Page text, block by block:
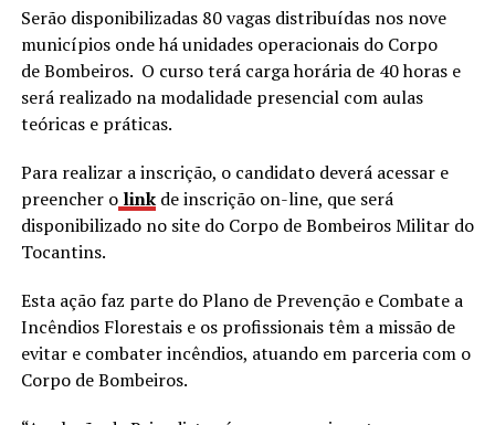
Serão disponibilizadas 80 vagas distribuídas nos nove
municípios onde há unidades operacionais do Corpo
de Bombeiros. O curso terá carga horária de 40 horas e
será realizado na modalidade presencial com aulas
teóricas e práticas.
Para realizar a inscrição, o candidato deverá acessar e
preencher o linkde inscrição on-line, que será
disponibilizado no site do Corpo de Bombeiros Militar do
Tocantins.
Esta ação faz parte do Plano de Prevenção e Combate a
Incêndios Florestais e os profissionais têm a missão de
evitar e combater incêndios, atuando em parceria com o
Corpo de Bombeiros.